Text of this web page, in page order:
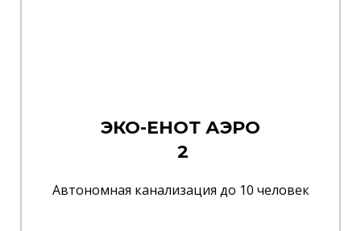
ЭКО-ЕНОТ АЭРО
2
Автономная канализация до 10 человек